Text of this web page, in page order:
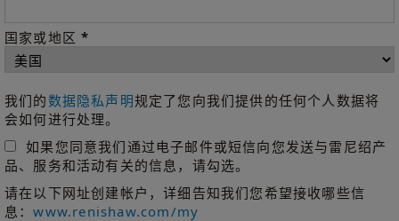
国家或地区*
我们的数据隐私声明规定了您向我们提供的任何个人数据将
会如何进行处理。
如果您同意我们通过电子邮件或短信向您发送与雷尼绍产
品、服务和活动有关的信息，请勾选。
请在以下网址创建帐户，详细告知我们您希望接收哪些信
息：www.renishaw.com/my